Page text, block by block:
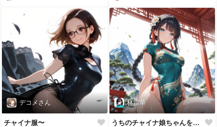
デコメさん
チャイナ服〜
林雷華
うちのチャイナ娘ちゃんをぜひ愛でてください♪